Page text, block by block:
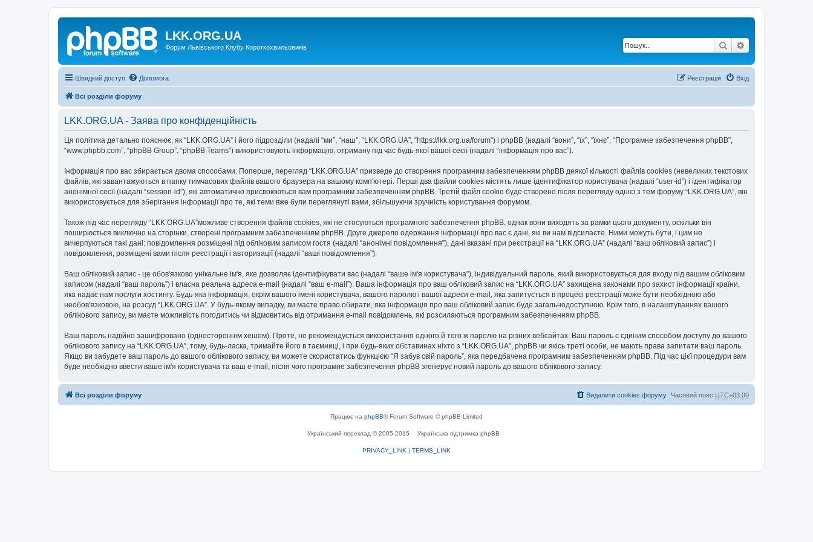
LKK.ORG.UA
Форум Львівського Клубу Короткохвильовиків Пошук
Швидкий доступ Допомога Вхід
Реєстрація
Всі розділи форуму
LKK.ORG.UA - Заява про конфіденційність
Ця політика детально пояснює, як “LKK.ORG.UA” і його підрозділи (надалі “ми”, “наш”, “LKK.ORG.UA”, “https://lkk.org.ua/forum”) і phpBB (надалі “вони”, “їх”, “їхнє”, “Програмне забезпечення phpBB”,
“www.phpbb.com”, “phpBB Group”, “phpBB Teams”) використовують інформацію, отриману під час будь-якої вашої сесії (надалі “інформація про вас”).
Інформація про вас збирається двома способами. Поперше, перегляд “LKK.ORG.UA” призведе до створення програмним забезпеченням phpBB деякої кількості файлів cookies (невеликих текстових
файлів, які завантажуються в папку тимчасових файлів вашого браузера на вашому комп'ютері. Перші два файли cookies містять лише ідентифікатор користувача (надалі “user-id”) і ідентифікатор
анонімної сесії (надалі “session-id”), які автоматично присвоюються вам програмним забезпеченням phpBB. Третій файл cookie буде створено після перегляду однієї з тем форуму “LKK.ORG.UA”, він
використовується для зберігання інформації про те, які теми вже були переглянуті вами, збільшуючи зручність користування форумом.
Також під час перегляду “LKK.ORG.UA”можливе створення файлів cookies, які не стосуються програмного забезпечення phpBB, однак вони виходять за рамки цього документу, оскільки він
поширюється виключно на сторінки, створені програмним забезпеченням phpBB. Друге джерело одержання інформації про вас є дані, які ви нам відсилаєте. Ними можуть бути, і цим не
вичерпуються такі дані: повідомлення розміщені під обліковим записом гостя (надалі “анонімні повідомлення”), дані вказані при реєстрації на “LKK.ORG.UA” (надалі “ваш обліковий запис”) і
повідомлення, розміщені вами після реєстрації і авторизації (надалі “ваші повідомлення”).
Ваш обліковий запис - це обов'язково унікальне ім'я, яке дозволяє ідентифікувати вас (надалі “ваше ім'я користувача”), індивідуальний пароль, який використовується для входу під вашим обліковим
записом (надалі “ваш пароль”) і власна реальна адреса e-mail (надалі “ваш e-mail”). Ваша інформація про ваш обліковий запис на “LKK.ORG.UA” захищена законами про захист інформації країни,
яка надає нам послуги хостингу. Будь-яка інформація, окрім вашого імені користувача, вашого паролю і вашої адреси e-mail, яка запитується в процесі реєстрації може бути необхідною або
необов'язковою, на розсуд “LKK.ORG.UA”. У будь-якому випадку, ви маєте право обирати, яка інформація про ваш обліковий запис буде загальнодоступною. Крім того, в налаштуваннях вашого
облікового запису, ви маєте можливість погодитись чи відмовитись від отримання e-mail повідомлень, які розсилаються програмним забезпеченням phpBB.
Ваш пароль надійно зашифровано (одностороннім хешем). Проте, не рекомендується використання одного й того ж паролю на різних вебсайтах. Ваш пароль є єдиним способом доступу до вашого
облікового запису на “LKK.ORG.UA”, тому, будь-ласка, тримайте його в таємниці, і при будь-яких обставинах ніхто з “LKK.ORG.UA”, phpBB чи якісь треті особи, не мають права запитати ваш пароль.
Якщо ви забудете ваш пароль до вашого облікового запису, ви можете скористатись функцією “Я забув свій пароль”, яка передбачена програмним забезпеченням phpBB. Під час цієї процедури вам
буде необхідно ввести ваше ім'я користувача та ваш e-mail, після чого програмне забезпечення phpBB згенерує новий пароль до вашого облікового запису.
Всі розділи форуму Часовий пояс UTC+03:00
Видалити cookies форуму
Працює на phpBB® Forum Software © phpBB Limited
Український переклад © 2005-2015 Українська підтримка phpBB
PRIVACY_LINK | TERMS_LINK